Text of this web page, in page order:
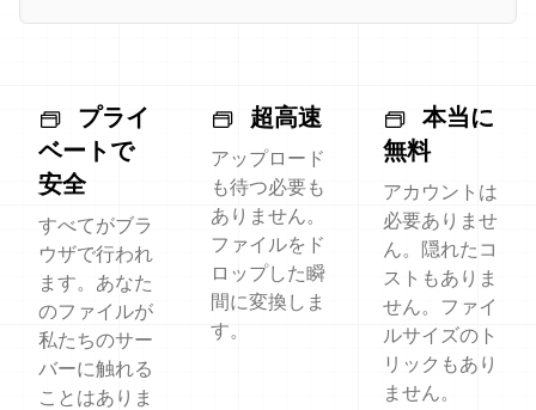
プライ
ベートで
安全
すべてがブラ
ウザで行われ
ます。あなた
のファイルが
私たちのサー
バーに触れる
ことはありま
超高速
アップロード
も待つ必要も
ありません。
ファイルをド
ロップした瞬
間に変換しま
す。
本当に
無料
アカウントは
必要ありませ
ん。隠れたコ
ストもありま
せん。ファイ
ルサイズのト
リックもあり
ません。